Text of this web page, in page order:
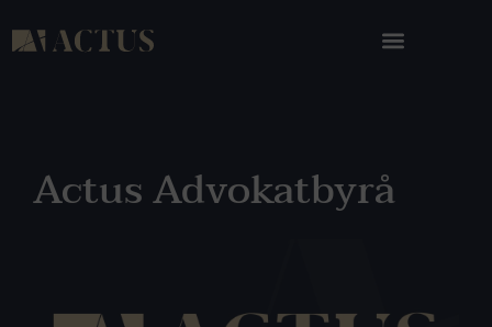
Actus Advokatbyrå